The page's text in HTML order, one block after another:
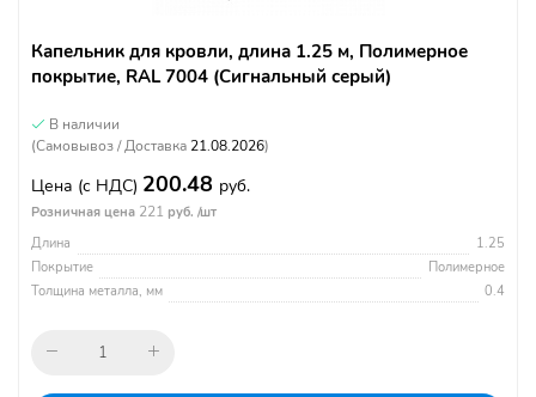
Капельник для кровли, длина 1.25 м, Полимерное
покрытие, RAL 7004 (Сигнальный серый)
В наличии
(Самовывоз / Доставка 21.08.2026)
Цена (с НДС) 200.48 руб.
Розничная цена 221 руб. /шт
Длина
1.25
Покрытие
Полимерное
Толщина металла, мм
0.4